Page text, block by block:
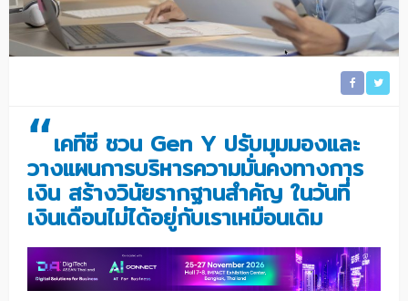
“เคทีซี ชวน Gen Y ปรับมุมมองและ
วางแผนการบริหารความมั่นคงทางการ
เงิน สร้างวินัยรากฐานสำคัญ ในวันที่
เงินเดือนไม่ได้อยู่กับเราเหมือนเดิม